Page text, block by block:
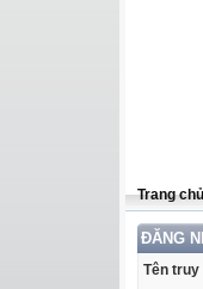
Trang chủ
ĐĂNG
Tên truy